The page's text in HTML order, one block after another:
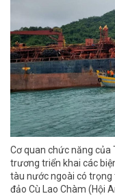
Cơ quan chức năng của
trương triển khai các
tàu nước ngoài có trọng
đảo Cù Lao Chàm (Hội